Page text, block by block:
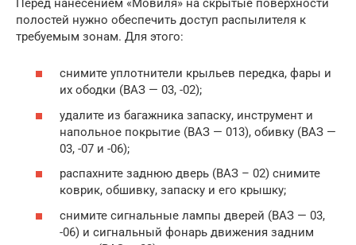
Перед нанесением «Мовиля» на скрытые поверхности
полостей нужно обеспечить доступ распылителя к
требуемым зонам. Для этого:
снимите уплотнители крыльев передка, фары и
их ободки (ВАЗ — 03, -02);
удалите из багажника запаску, инструмент и
напольное покрытие (ВАЗ — 013), обивку (ВАЗ —
03, -07 и -06);
распахните заднюю дверь (ВАЗ – 02) снимите
коврик, обшивку, запаску и его крышку;
снимите сигнальные лампы дверей (ВАЗ — 03,
-06) и сигнальный фонарь движения задним